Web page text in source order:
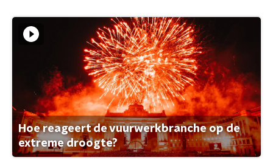
Hoe reageert de vuurwerkbranche op de
extreme droogte?